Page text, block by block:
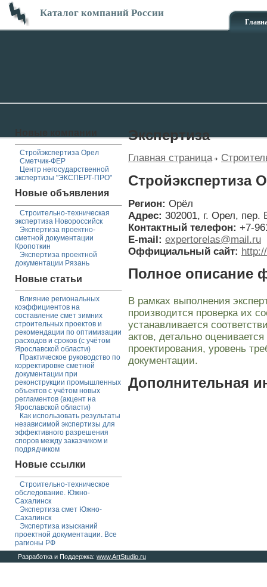
Каталог компаний России
Стройэкспертиза Орел
Сметчик-ФЕР
Центр негосударственной
экспертизы "ЭКСПЕРТ-ПРО"
Новые объявления
Строительно-техническая
экспертиза Новороссийск
Экспертиза проектно-
сметной документации
Кропоткин
Экспертиза проектной
документации Рязань
Новые статьи
Влияние региональных
коэффициентов на
составление смет зимних
строительных проектов и
рекомендации по оптимизации
расходов и сроков (с учётом
Ярославской области)
Практическое руководство по
корректировке сметной
документации при
реконструкции промышленных
объектов с учётом новых
регламентов (акцент на
Ярославской области)
Как использовать результаты
независимой экспертизы для
эффективного разрешения
споров между заказчиком и
подрядчиком
Новые ссылки
Строительно-техническое
обследование. Южно-
Сахалинск
Экспертиза смет Южно-
Сахалинск
Экспертиза изысканий
проектной документации. Все
рагионы РФ
Экспертиза
Главная страница
Стройэкспертиза
Регион: Орёл
Адрес: 302001, г. Орел, пер.
Контактный телефон: +7-
E-mail: expertorelas@mail.ru
Оффициальный сайт:
Полное описание
В рамках выполнения
производится проверка их
устанавливается
актов, детально
проектирования, уровень
документации.
Дополнительная
Разработка и Поддержка: www.ArtStudio.ru